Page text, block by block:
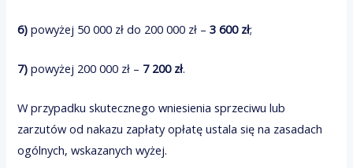
6) powyżej 50 000 zł do 200 000 zł –3 600 zł;
7) powyżej 200 000 zł – 7 200 zł.
W przypadku skutecznego wniesienia sprzeciwu lub
zarzutów od nakazu zapłaty opłatę ustala się na zasadach
ogólnych, wskazanych wyżej.